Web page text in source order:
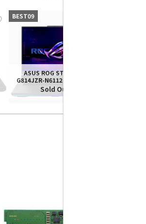
BEST09
ASUS ROG STRIX G18
G814JZR-N6112 (SSD 1TB)
Sold Out